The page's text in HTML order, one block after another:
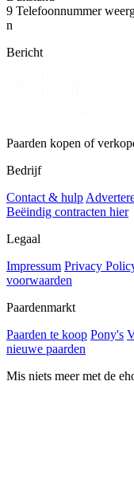
9 Telefoonnummer
n
Bericht
Paarden kopen of
Bedrijf
Contact & hulp
Beëindig contracten hier
Legaal
Impressum Privacy
voorwaarden
Paardenmarkt
Paarden te koop Pony's
nieuwe paarden
Mis niets meer met de